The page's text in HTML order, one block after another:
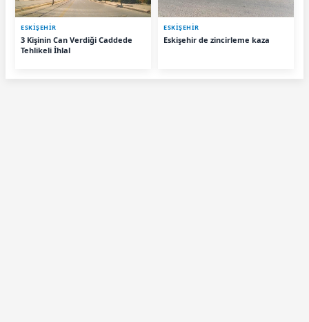
ESKIŞEHIR
3 Kişinin Can Verdiği Caddede
Tehlikeli İhlal
ESKIŞEHIR
Eskişehir de zincirleme kaza